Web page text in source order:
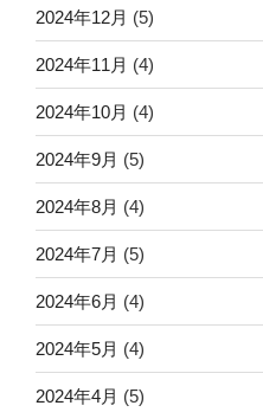
2024年12月 (5)
2024年11月 (4)
2024年10月 (4)
2024年9月 (5)
2024年8月 (4)
2024年7月 (5)
2024年6月 (4)
2024年5月 (4)
2024年4月 (5)